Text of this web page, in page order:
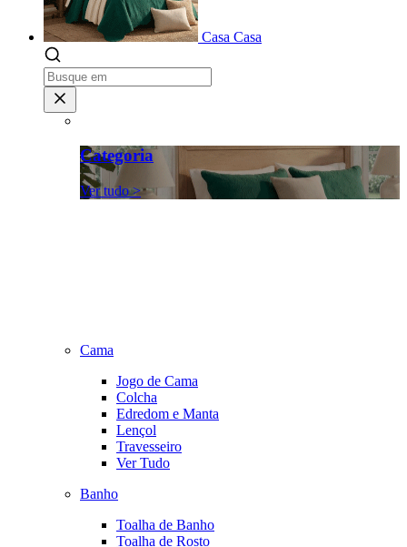
Casa Casa
Categoria
Ver tudo >
Cama
Jogo de Cama
Colcha
Edredom e Manta
Lençol
Travesseiro
Ver Tudo
Banho
Toalha de Banho
Toalha de Rosto